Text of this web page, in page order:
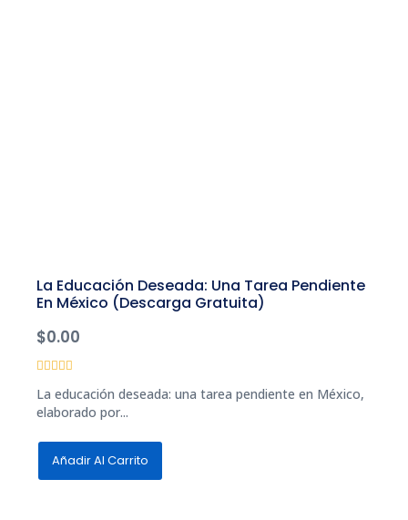
La Educación Deseada: Una Tarea Pendiente
En México (descarga Gratuita)
$0.00
con
0
de
La educación deseada: una tarea pendiente en México,
elaborado por...
Añadir Al Carrito